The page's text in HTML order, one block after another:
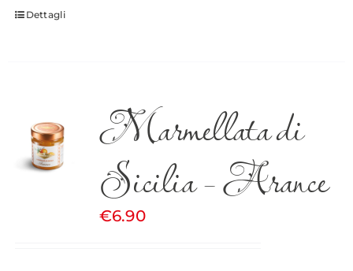
Dettagli
Marmellata di
Sicilia – Arance
€6.90